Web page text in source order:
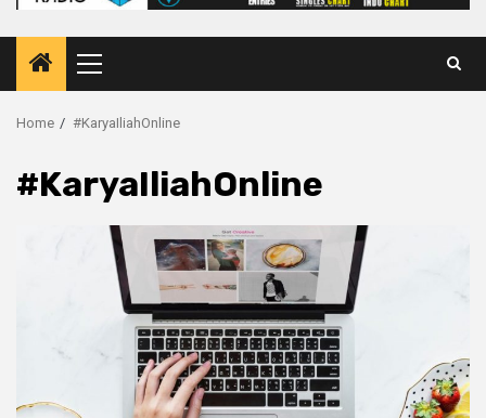
Primary
Menu
Home #KaryaIliahOnline
#KaryaIliahOnline